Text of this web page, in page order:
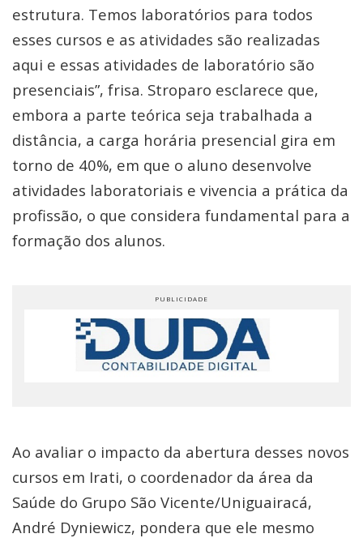
estrutura. Temos laboratórios para todos
esses cursos e as atividades são realizadas
aqui e essas atividades de laboratório são
presenciais”, frisa. Stroparo esclarece que,
embora a parte teórica seja trabalhada a
distância, a carga horária presencial gira em
torno de 40%, em que o aluno desenvolve
atividades laboratoriais e vivencia a prática da
profissão, o que considera fundamental para a
formação dos alunos.
Ao avaliar o impacto da abertura desses novos
cursos em Irati, o coordenador da área da
Saúde do Grupo São Vicente/Uniguairacá,
André Dyniewicz, pondera que ele mesmo